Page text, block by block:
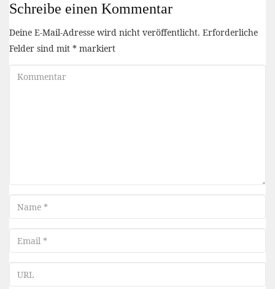
Schreibe einen Kommentar
Deine E-Mail-Adresse wird nicht veröffentlicht. Erforderliche
Felder sind mit * markiert
Kommentar
Name
Email